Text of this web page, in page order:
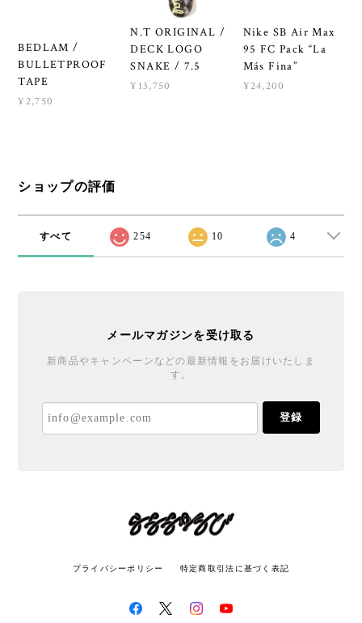
BEDLAM /
BULLETPROOF
TAPE
¥2,750
N.T ORIGINAL /
DECK LOGO
SNAKE / 7.5
¥13,750
Nike SB Air Max
95 FC Pack “La
Más Fina”
¥24,200
ショップの評価
すべて 254 10 4
メールマガジンを受け取る
新商品やキャンペーンなどの最新情報をお届けいたしま
す。
登録
プライバシーポリシー 特定商取引法に基づく表記